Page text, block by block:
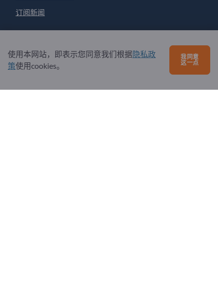
订阅新闻
问题和回答
使用本网站，即表示您同意我们根据隐私政
策使用cookies。
我同意
这一点